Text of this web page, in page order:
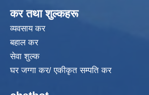
कर तथा शुल्कहरू
व्यवसाय कर
बहाल कर
सेवा शुल्क
घर जग्गा कर/ एकीकृत सम्पति कर